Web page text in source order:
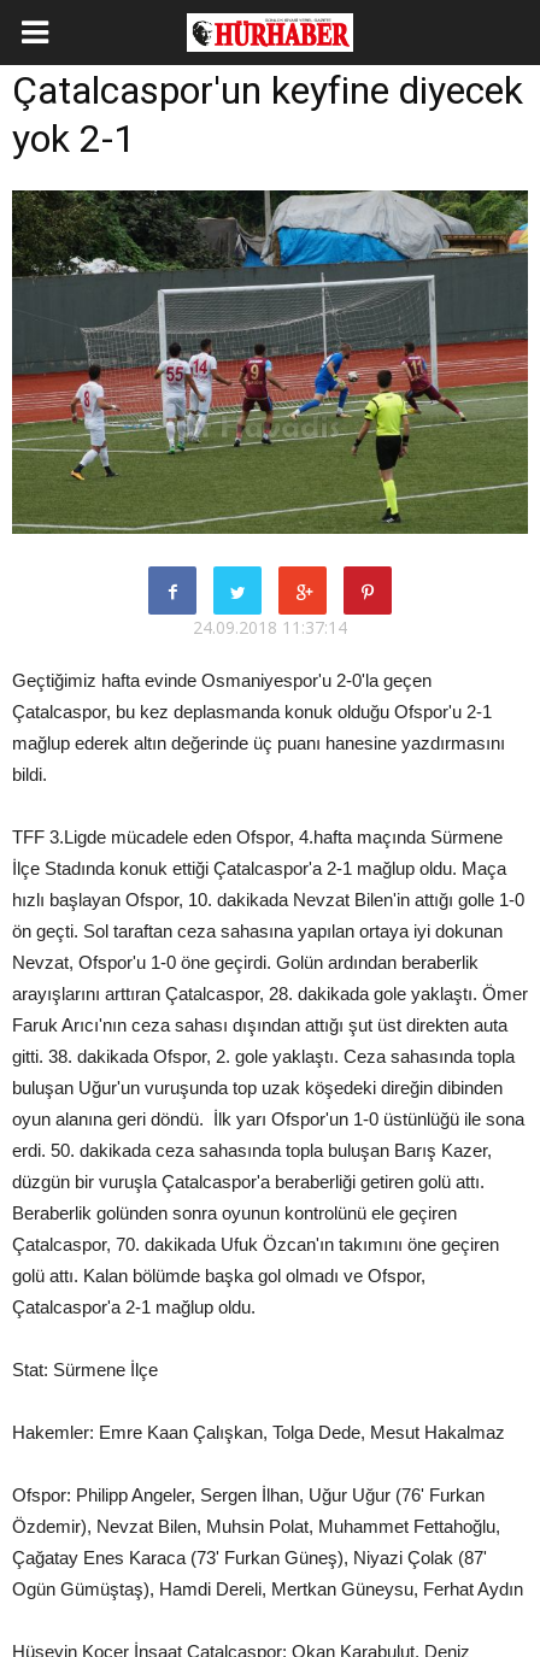
Çatalcaspor'un keyfine diyecek
yok 2-1
24.09.2018 11:37:14
Geçtiğimiz hafta evinde Osmaniyespor'u 2-0'la geçen
Çatalcaspor, bu kez deplasmanda konuk olduğu Ofspor'u 2-1
mağlup ederek altın değerinde üç puanı hanesine yazdırmasını
bildi.
TFF 3.Ligde mücadele eden Ofspor, 4.hafta maçında Sürmene
İlçe Stadında konuk ettiği Çatalcaspor'a 2-1 mağlup oldu. Maça
hızlı başlayan Ofspor, 10. dakikada Nevzat Bilen'in attığı golle 1-0
ön geçti. Sol taraftan ceza sahasına yapılan ortaya iyi dokunan
Nevzat, Ofspor'u 1-0 öne geçirdi. Golün ardından beraberlik
arayışlarını arttıran Çatalcaspor, 28. dakikada gole yaklaştı. Ömer
Faruk Arıcı'nın ceza sahası dışından attığı şut üst direkten auta
gitti. 38. dakikada Ofspor, 2. gole yaklaştı. Ceza sahasında topla
buluşan Uğur'un vuruşunda top uzak köşedeki direğin dibinden
oyun alanına geri döndü. İlk yarı Ofspor'un 1-0 üstünlüğü ile sona
erdi. 50. dakikada ceza sahasında topla buluşan Barış Kazer,
düzgün bir vuruşla Çatalcaspor'a beraberliği getiren golü attı.
Beraberlik golünden sonra oyunun kontrolünü ele geçiren
Çatalcaspor, 70. dakikada Ufuk Özcan'ın takımını öne geçiren
golü attı. Kalan bölümde başka gol olmadı ve Ofspor,
Çatalcaspor'a 2-1 mağlup oldu.
Stat: Sürmene İlçe
Hakemler: Emre Kaan Çalışkan, Tolga Dede, Mesut Hakalmaz
Ofspor: Philipp Angeler, Sergen İlhan, Uğur Uğur (76' Furkan
Özdemir), Nevzat Bilen, Muhsin Polat, Muhammet Fettahoğlu,
Çağatay Enes Karaca (73' Furkan Güneş), Niyazi Çolak (87'
Ogün Gümüştaş), Hamdi Dereli, Mertkan Güneysu, Ferhat Aydın
Hüseyin Koçer İnşaat Çatalcaspor: Okan Karabulut, Deniz